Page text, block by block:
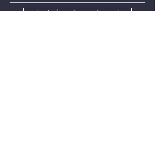
Ja tak - ring mig op!